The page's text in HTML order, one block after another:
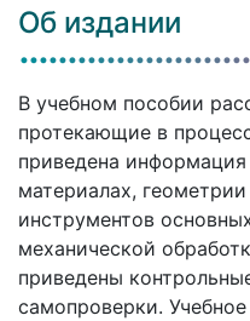
Об издании
В учебном пособии
протекающие в
приведена
материалах,
инструментов
механической
приведены
самопроверки.